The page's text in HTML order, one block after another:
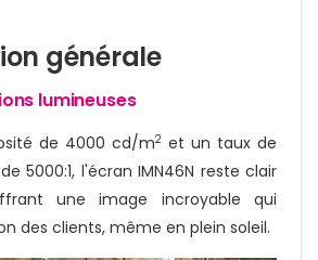
générale
lumineuses
de 4000 cd/m2 et un taux de
5000:1, l'écran IMN46N reste clair
une image incroyable qui
des clients, même en plein soleil.